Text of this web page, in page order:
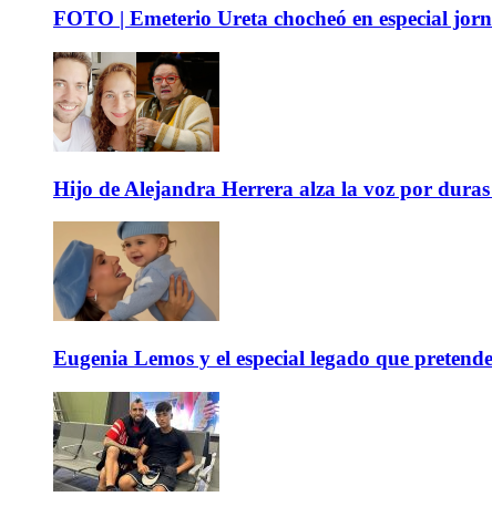
FOTO | Emeterio Ureta chocheó en especial
Hijo de Alejandra Herrera alza la voz por
Eugenia Lemos y el especial legado que